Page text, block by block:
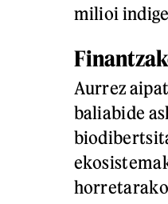
milioi
Aurrez
baliabide